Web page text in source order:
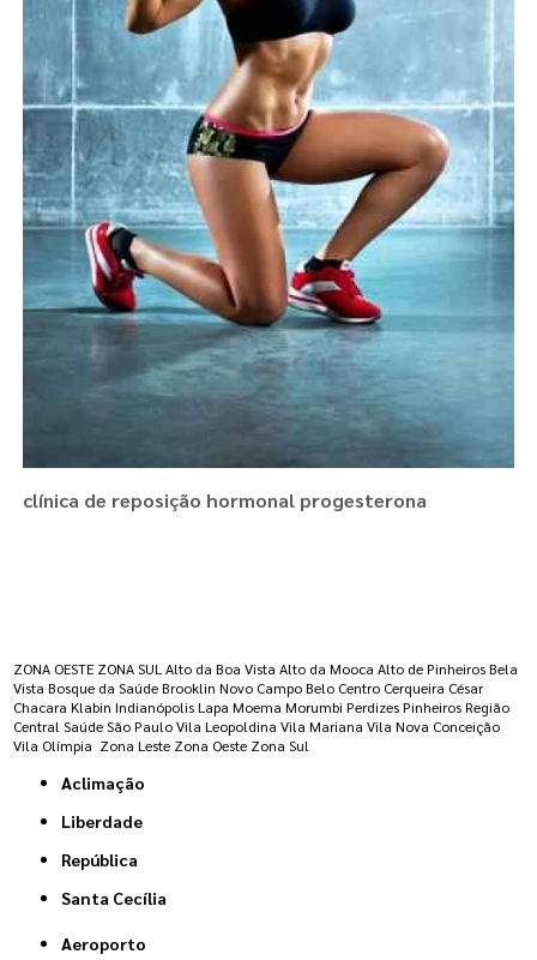
clínica de reposição hormonal progesterona
ZONA OESTE ZONA SUL Alto da Boa Vista Alto da Mooca Alto de Pinheiros Bela
Vista Bosque da Saúde Brooklin Novo Campo Belo Centro Cerqueira César
Chacara Klabin Indianópolis Lapa Moema Morumbi Perdizes Pinheiros Região
Central Saúde São Paulo Vila Leopoldina Vila Mariana Vila Nova Conceição
Vila Olímpia Zona Leste Zona Oeste Zona Sul
Aclimação
Liberdade
República
Santa Cecília
Aeroporto